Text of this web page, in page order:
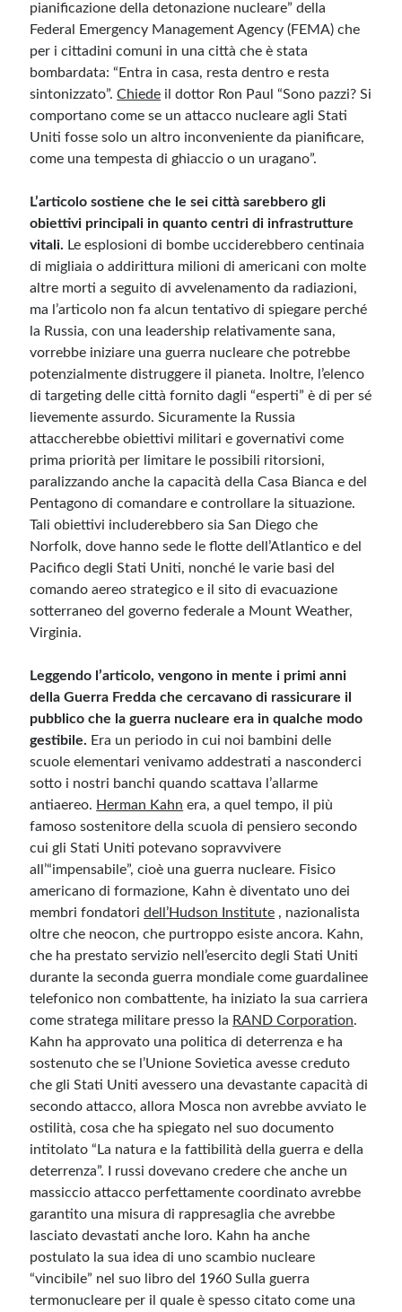
pianificazione della detonazione nucleare” della
Federal Emergency Management Agency (FEMA) che
per i cittadini comuni in una città che è stata
bombardata: “Entra in casa, resta dentro e resta
sintonizzato”.Chiede il dottor Ron Paul “Sono pazzi? Si
comportano come se un attacco nucleare agli Stati
Uniti fosse solo un altro inconveniente da pianificare,
come una tempesta di ghiaccio o un uragano”.
L’articolo sostiene che le sei città sarebbero gli
obiettivi principali in quanto centri di infrastrutture
vitali. Le esplosioni di bombe ucciderebbero centinaia
di migliaia o addirittura milioni di americani con molte
altre morti a seguito di avvelenamento da radiazioni,
ma l’articolo non fa alcun tentativo di spiegare perché
la Russia, con una leadership relativamente sana,
vorrebbe iniziare una guerra nucleare che potrebbe
potenzialmente distruggere il pianeta. Inoltre, l’elenco
di targeting delle città fornito dagli “esperti” è di per sé
lievemente assurdo. Sicuramente la Russia
attaccherebbe obiettivi militari e governativi come
prima priorità per limitare le possibili ritorsioni,
paralizzando anche la capacità della Casa Bianca e del
Pentagono di comandare e controllare la situazione.
Tali obiettivi includerebbero sia San Diego che
Norfolk, dove hanno sede le flotte dell’Atlantico e del
Pacifico degli Stati Uniti, nonché le varie basi del
comando aereo strategico e il sito di evacuazione
sotterraneo del governo federale a Mount Weather,
Virginia.
Leggendo l’articolo, vengono in mente i primi anni
della Guerra Fredda che cercavano di rassicurare il
pubblico che la guerra nucleare era in qualche modo
gestibile. Era un periodo in cui noi bambini delle
scuole elementari venivamo addestrati a nasconderci
sotto i nostri banchi quando scattava l’allarme
antiaereo. Herman Kahn era, a quel tempo, il più
famoso sostenitore della scuola di pensiero secondo
cui gli Stati Uniti potevano sopravvivere
all’“impensabile”, cioè una guerra nucleare. Fisico
americano di formazione, Kahn è diventato uno dei
membri fondatoridell’Hudson Institute , nazionalista
oltre che neocon, che purtroppo esiste ancora. Kahn,
che ha prestato servizio nell’esercito degli Stati Uniti
durante la seconda guerra mondiale come guardalinee
telefonico non combattente, ha iniziato la sua carriera
come stratega militare presso la RAND Corporation.
Kahn ha approvato una politica di deterrenza e ha
sostenuto che se l’Unione Sovietica avesse creduto
che gli Stati Uniti avessero una devastante capacità di
secondo attacco, allora Mosca non avrebbe avviato le
ostilità, cosa che ha spiegato nel suo documento
intitolato “La natura e la fattibilità della guerra e della
deterrenza”. I russi dovevano credere che anche un
massiccio attacco perfettamente coordinato avrebbe
garantito una misura di rappresaglia che avrebbe
lasciato devastati anche loro. Kahn ha anche
postulato la sua idea di uno scambio nucleare
“vincibile” nel suo libro del 1960 Sulla guerra
termonucleare per il quale è spesso citato come una